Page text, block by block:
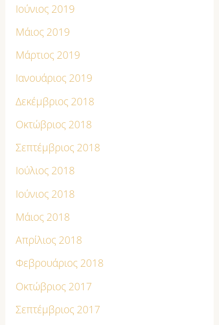
Ιούνιος 2019
Μάιος 2019
Μάρτιος 2019
Ιανουάριος 2019
Δεκέμβριος 2018
Οκτώβριος 2018
Σεπτέμβριος 2018
Ιούλιος 2018
Ιούνιος 2018
Μάιος 2018
Απρίλιος 2018
Φεβρουάριος 2018
Οκτώβριος 2017
Σεπτέμβριος 2017